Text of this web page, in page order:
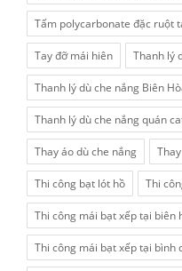
Tấm polycarbonate đặc ruột
Tay đỡ mái hiên Thanh lý
Thanh lý dù che nắng Biên
Thanh lý dù che nắng quán
Thay áo dù che nắng
Thi công bạt lót hồ Thi
Thi công mái bạt xếp tại biên
Thi công mái bạt xếp tại bình